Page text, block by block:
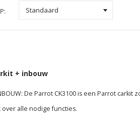
Standaard
+ inbouw
De Parrot CK3100 is een Parrot carkit
alle nodige functies.